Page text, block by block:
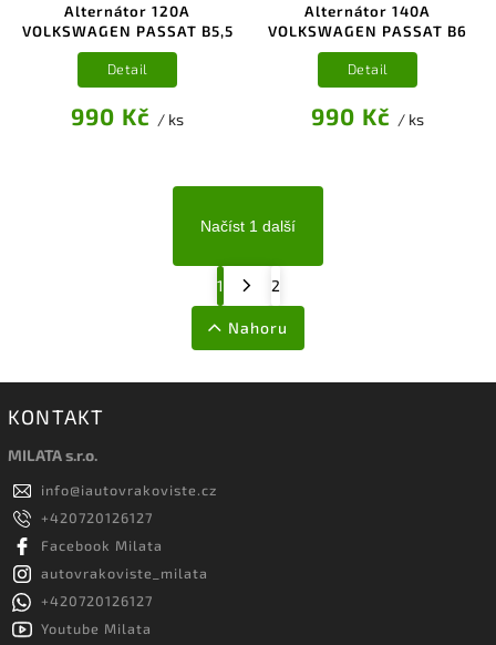
Alternátor 120A
VOLKSWAGEN PASSAT B5,5
990 Kč / ks
Detail
Alternátor 140A
VOLKSWAGEN PASSAT B6
990 Kč / ks
Detail
Načíst 1 další
1 2
Nahoru
KONTAKT
MILATA s.r.o.
info@iautovrakoviste.cz
+420720126127
Facebook Milata
autovrakoviste_milata
+420720126127
Youtube Milata